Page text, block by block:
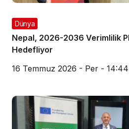
Dünya
Nepal, 2026-2036 Verimlilik
Hedefliyor
16 Temmuz 2026 - Per - 14:44